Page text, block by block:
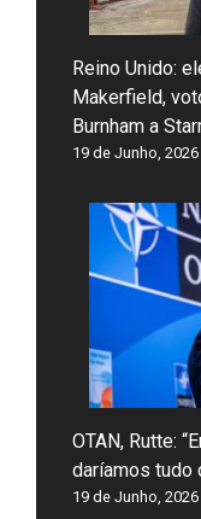
Reino Unido:
Makerfield,
Burnham a
19 de Junho, 2026
OTAN, Rutte:
daríamos tudo
19 de Junho, 2026